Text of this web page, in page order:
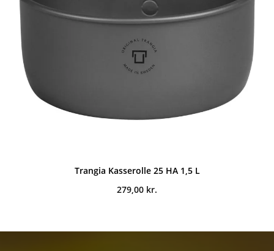
Trangia Kasserolle 25 HA 1,5 L
279,00 kr.